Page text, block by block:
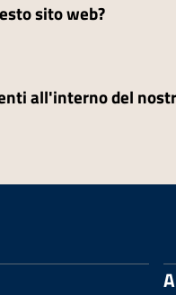
sito web?
all'interno del